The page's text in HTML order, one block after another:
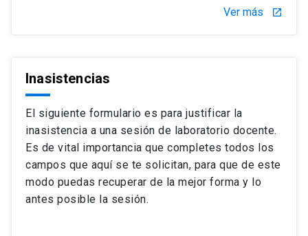
Ver más launch
Inasistencias
El siguiente formulario es para justificar la
inasistencia a una sesión de laboratorio docente.
Es de vital importancia que completes todos los
campos que aquí se te solicitan, para que de este
modo puedas recuperar de la mejor forma y lo
antes posible la sesión.